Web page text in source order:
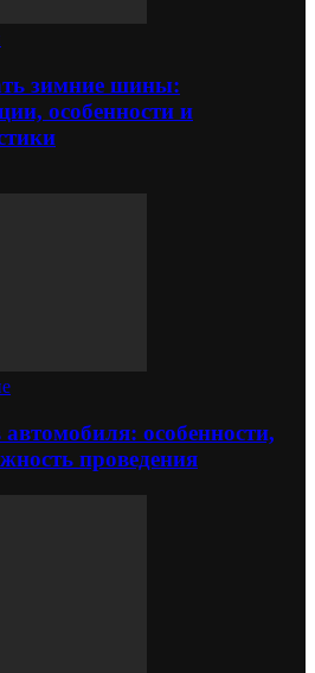
зимние шины:
особенности и
автомобиля: особенности,
проведения